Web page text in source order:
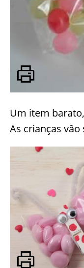
Um item
As crianças